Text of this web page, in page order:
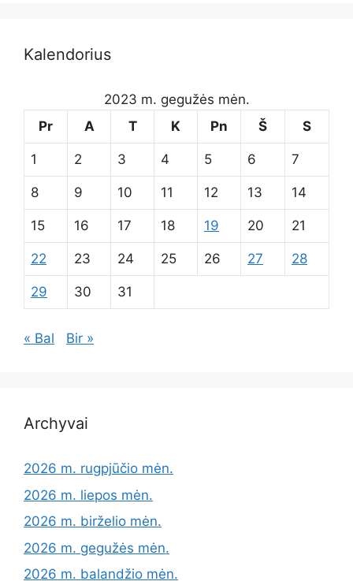
Kalendorius
2023 m. gegužės mėn.
Pr
A T K Pn Š S
1 2 3 4 5 6 7
8 9 10 11 12 13 14
15 16 17 18 19 20 21
22 23 24 25 26 27 28
29 30 31
« Bal Bir »
Archyvai
2026 m. rugpjūčio mėn.
2026 m. liepos mėn.
2026 m. birželio mėn.
2026 m. gegužės mėn.
2026 m. balandžio mėn.